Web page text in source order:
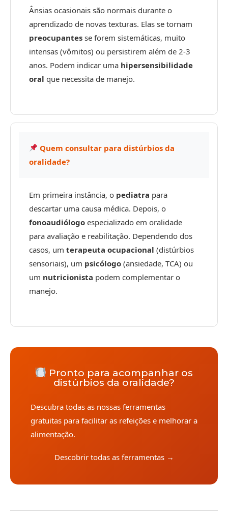
Ânsias ocasionais são normais durante o
aprendizado de novas texturas. Elas se tornam
preocupantes se forem sistemáticas, muito
intensas (vômitos) ou persistirem além de 2-3
anos. Podem indicar uma hipersensibilidade
oral que necessita de manejo.
Quem consultar para distúrbios da
oralidade?
Em primeira instância, o pediatra para
descartar uma causa médica. Depois, o
fonoaudiólogo especializado em oralidade
para avaliação e reabilitação. Dependendo dos
casos, um terapeuta ocupacional (distúrbios
sensoriais), um psicólogo (ansiedade, TCA) ou
um nutricionista podem complementar o
manejo.
Pronto para acompanhar os
distúrbios da oralidade?
Descubra todas as nossas ferramentas
gratuitas para facilitar as refeições e melhorar a
alimentação.
Descobrir todas as ferramentas →